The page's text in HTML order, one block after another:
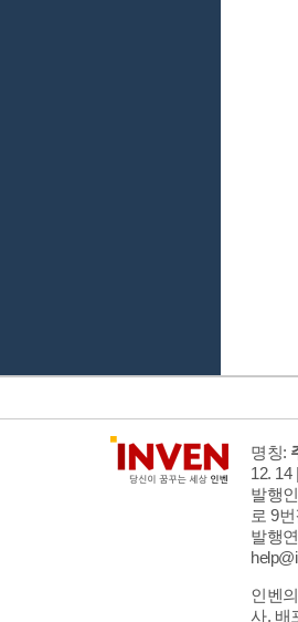
명칭:
12. 14
발행
로 9
발행
인벤
사, 배